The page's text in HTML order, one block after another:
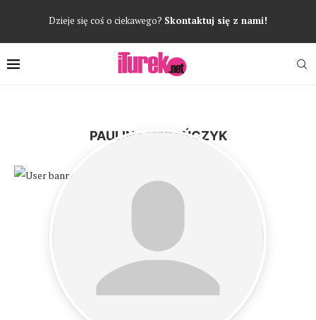
Dzieje się coś o ciekawego? Skontaktuj się z nami!
PAULINA URBAŃCZYK